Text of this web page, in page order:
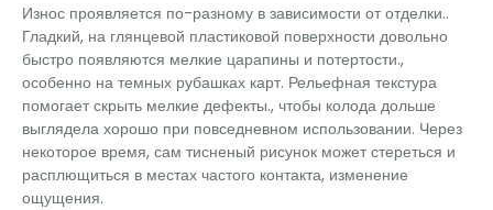
Износ проявляется по-разному в зависимости от отделки..
Гладкий, на глянцевой пластиковой поверхности довольно
быстро появляются мелкие царапины и потертости.,
особенно на темных рубашках карт. Рельефная текстура
помогает скрыть мелкие дефекты., чтобы колода дольше
выглядела хорошо при повседневном использовании. Через
некоторое время, сам тисненый рисунок может стереться и
расплющиться в местах частого контакта, изменение
ощущения.